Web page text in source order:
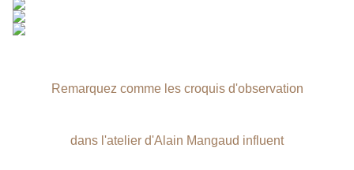
Remarquez comme les croquis d'observation
dans l'atelier d'Alain Mangaud influent